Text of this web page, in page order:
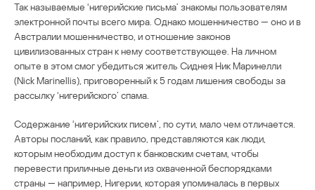
Так называемые ‘нигерийские письма’ знакомы пользователям
электронной почты всего мира. Однако мошенничество — оно и в
Австралии мошенничество, и отношение законов
цивилизованных стран к нему соответствующее. На личном
опыте в этом смог убедиться житель Сиднея Ник Маринелли
(Nick Marinellis), приговоренный к 5 годам лишения свободы за
рассылку ‘нигерийского’ спама.
Содержание ‘нигерийских писем’, по сути, мало чем отличается.
Авторы посланий, как правило, представляются как люди,
которым необходим доступ к банковским счетам, чтобы
перевести приличные деньги из охваченной беспорядками
страны — например, Нигерии, которая упоминалась в первых